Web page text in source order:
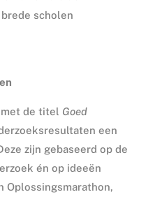
scholen
de titel Goed
een
zijn gebaseerd op de
én op ideeën
Oplossingsmarathon,